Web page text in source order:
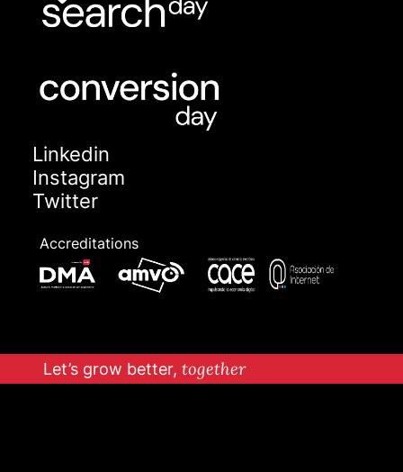
Linkedin
Instagram
Twitter
Accreditations
Let’s grow better, together